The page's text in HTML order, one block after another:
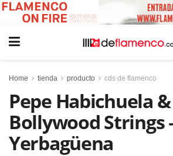
Home tienda producto cds de flamenco
Pepe Habichuela
Bollywood Strings
Yerbagüena